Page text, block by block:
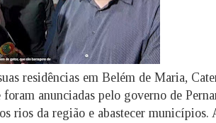
residências em Belém de Maria,
anunciadas pelo governo de
rios da região e abastecer municípios.